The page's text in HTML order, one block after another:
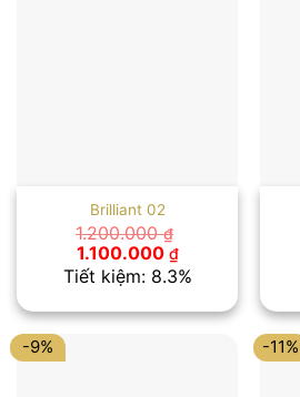
Brilliant 02
1.200.000₫
Giá
gốc
là:
1.100.000 ₫Giá
hiện
tại
1.100.000 ₫.
Tiết kiệm: 8.3%
-9% -11%